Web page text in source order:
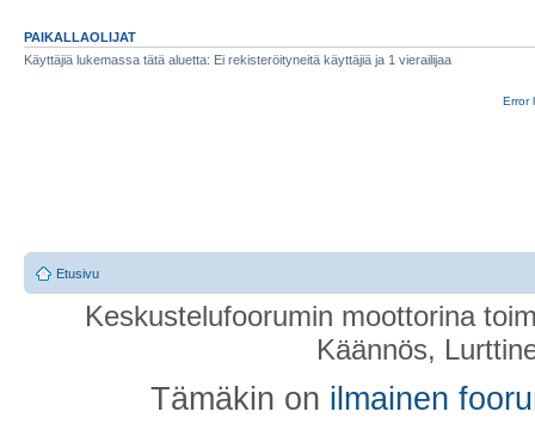
PAIKALLAOLIJAT
Käyttäjiä lukemassa tätä aluetta: Ei rekisteröityneitä käyttäjiä ja 1 vierailijaa
Error
Etusivu
Keskustelufoorumin moottorina
Käännös,
Tämäkin on ilmainen